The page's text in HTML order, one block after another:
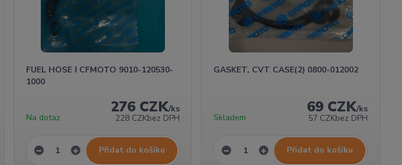
FUEL HOSE Ⅰ CFMOTO 9010-120530-
1000
276 CZK/ks
228 CZKbez DPH
Na dotaz
Přidat do košíku
GASKET, CVT CASE(2) 0800-012002
69 CZK/ks
57 CZKbez DPH
Skladem
Přidat do košíku